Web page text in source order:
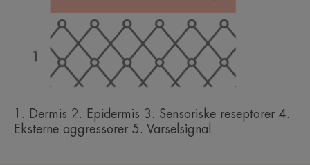
1. Dermis 2. Epidermis 3. Sensoriske reseptorer 4.
Eksterne aggressorer 5. Varselsignal